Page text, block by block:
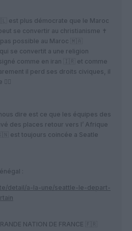
est plus démocrate que le Maroc
se convertir au christianisme ✝️
pas possible au Maroc 🇲🇦
se convertit a une religion
comme en iran 🇮🇷 et comme
il perd ses droits civiques, il
dire est ce que les équipes des
des places retour vers l’ Afrique
est toujours coincée a Seatle
:
detail/a-la-une/seattle-le-depart-
NATION DE FRANCE 🇫🇷